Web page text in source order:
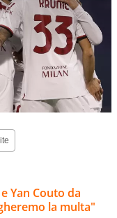
Yan Couto da
la multa"